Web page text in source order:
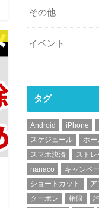
その他
イベント
タグ
Android iPhone
スケジュール
ホー
スマホ決済
ストレ
nanaco
キャンペ
ショートカット
ア
クーポン
権限